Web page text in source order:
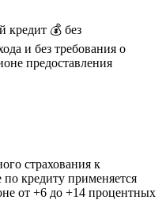
💰 без
и без требования о
предоставления
страхования к
по кредиту применяется
от +6 до +14 процентных